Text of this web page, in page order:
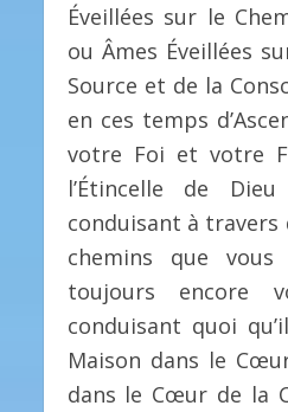
Éveillées sur le
ou Âmes Éveillées
Source et de la
en ces temps
votre Foi et votre
l’Étincelle de
conduisant à travers
chemins que
toujours encore
conduisant quoi
Maison dans le
dans le Cœur de la